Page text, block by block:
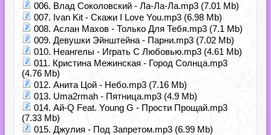
006. Влад Соколовский - Ла-Ла-Ла.mp3 (7.01 Mb)
007. Ivan Kit - Скажи I Love You.mp3 (6.98 Mb)
008. Аслан Махов - Только Для Тебя.mp3 (7.1 Mb)
009. Девушки Эйнштейна - Парни.mp3 (7.02 Mb)
010. Неангелы - Играть С Любовью.mp3 (4.61 Mb)
011. Кристина Межинская - Город Солнца.mp3
(4.76 Mb)
012. Анита Цой - Небо.mp3 (7.16 Mb)
013. Uma2rmah - Пятница.mp3 (4.9 Mb)
014. Ай-Q Feat. Young G - Прости Прощай.mp3
(7.33 Mb)
015. Джулия - Под Запретом.mp3 (6.99 Mb)